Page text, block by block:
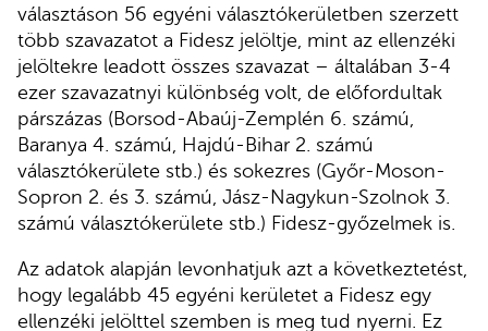
választáson 56 egyéni választókerületben szerzett
több szavazatot a Fidesz jelöltje, mint az ellenzéki
jelöltekre leadott összes szavazat – általában 3-4
ezer szavazatnyi különbség volt, de előfordultak
párszázas (Borsod-Abaúj-Zemplén 6. számú,
Baranya 4. számú, Hajdú-Bihar 2. számú
választókerülete stb.) és sokezres (Győr-Moson-
Sopron 2. és 3. számú, Jász-Nagykun-Szolnok 3.
számú választókerülete stb.) Fidesz-győzelmek is.
Az adatok alapján levonhatjuk azt a következtetést,
hogy legalább 45 egyéni kerületet a Fidesz egy
ellenzéki jelölttel szemben is meg tud nyerni. Ez